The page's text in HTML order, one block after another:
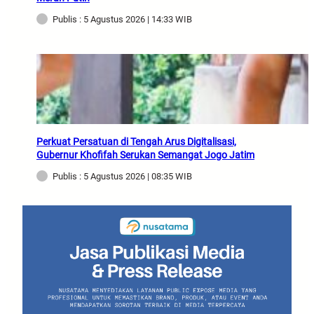
Publis : 5 Agustus 2026 | 14:33 WIB
Perkuat Persatuan di Tengah Arus Digitalisasi,
Gubernur Khofifah Serukan Semangat Jogo Jatim
Publis : 5 Agustus 2026 | 08:35 WIB